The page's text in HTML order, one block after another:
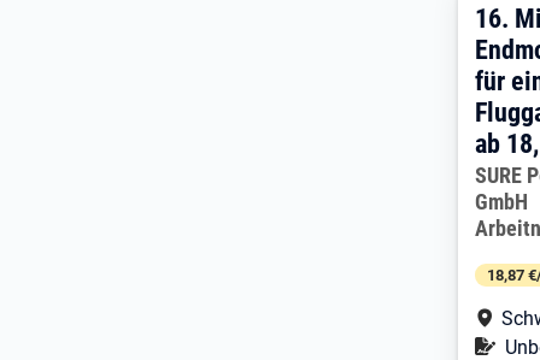
16.
16.
für
ab
SURE
GmbH
18,87